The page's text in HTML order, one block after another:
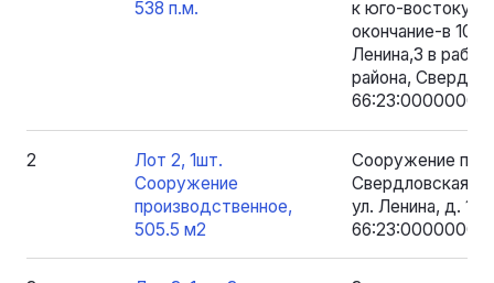
538 п.м.
к юго-востоку
окончание-в
Ленина,3 в
района,
2
Лот 2, 1шт.
Сооружение
производственное,
505.5 м2
Сооружение
Свердловская
ул. Ленина, д. 1.